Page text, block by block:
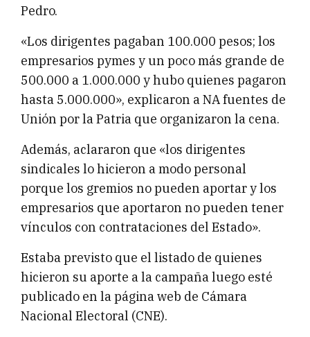
Pedro.
«Los dirigentes pagaban 100.000 pesos; los
empresarios pymes y un poco más grande de
500.000 a 1.000.000 y hubo quienes pagaron
hasta 5.000.000», explicaron a NA fuentes de
Unión por la Patria que organizaron la cena.
Además, aclararon que «los dirigentes
sindicales lo hicieron a modo personal
porque los gremios no pueden aportar y los
empresarios que aportaron no pueden tener
vínculos con contrataciones del Estado».
Estaba previsto que el listado de quienes
hicieron su aporte a la campaña luego esté
publicado en la página web de Cámara
Nacional Electoral (CNE).